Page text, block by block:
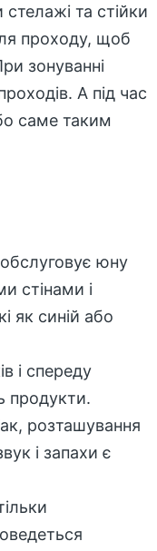
та стійки
проходу, щоб
зонуванні
А під час
саме таким
юну
стінами і
як синій або
і спереду
продукти.
розташування
і запахи є